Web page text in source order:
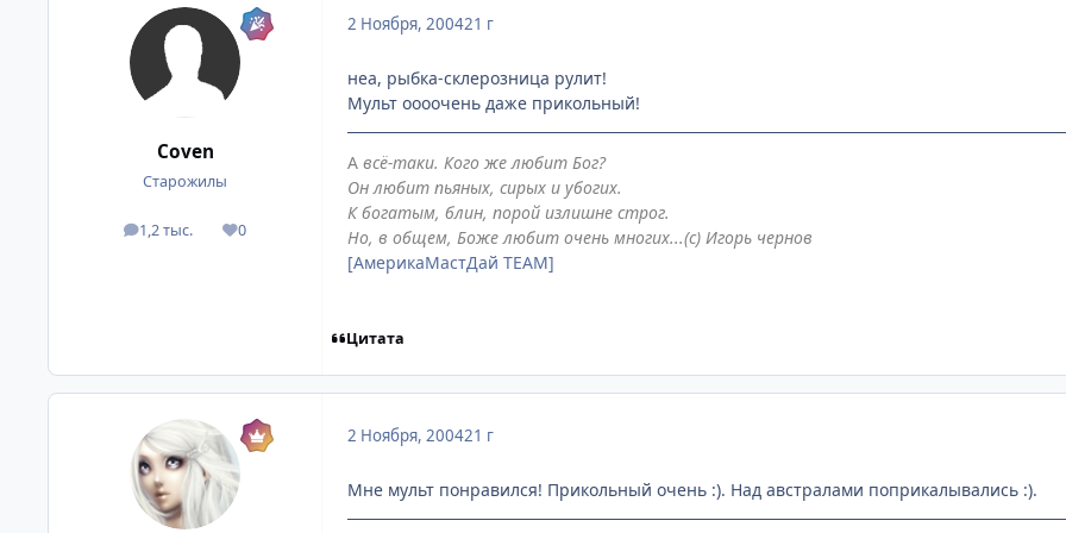
Coven
Старожилы
1,2 тыс.
посты 0
Репутация
2 Ноября, 200421 г
неа, рыбка-склерозница рулит!
Мульт оооочень даже прикольный!
А всё-таки. Кого же любит Бог?
Он любит пьяных, сирых и убогих.
К богатым, блин, порой излишне строг.
Но, в общем, Боже любит очень многих...(с) Игорь чернов
[АмерикаМастДай TEAM]
Цитата
2 Ноября, 200421 г
Мне мульт понравился! Прикольный очень :). Над австралами поприкалывались :).